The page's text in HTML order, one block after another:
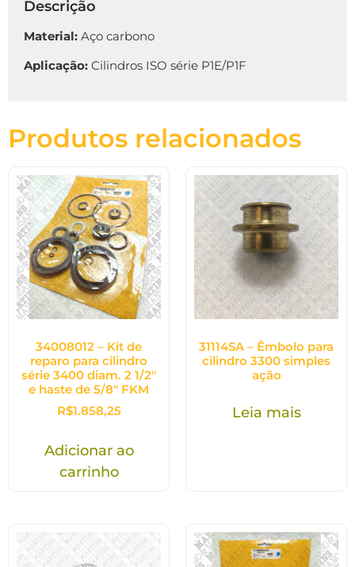
Descrição
Material: Aço carbono
Aplicação: Cilindros ISO série P1E/P1F
Produtos relacionados
34008012 – Kit de
reparo para cilindro
série 3400 diam. 2 1/2″
e haste de 5/8″ FKM
R$1.858,25
Adicionar ao
carrinho
31114SA – Êmbolo para
cilindro 3300 simples
ação
Leia mais